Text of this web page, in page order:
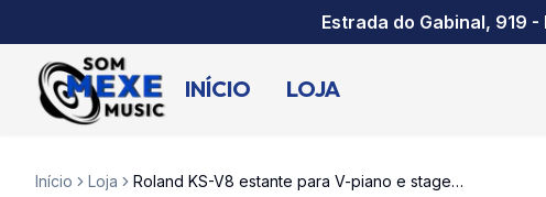
Estrada do Gabinal, 919 -
INÍCIO LOJA
Início Loja Roland KS-V8 estante para V-piano e stage pianos pesados